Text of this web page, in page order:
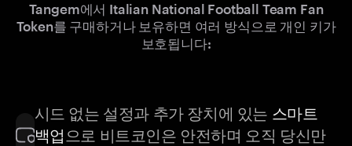
Tangem에서 Italian National Football Team Fan
Token를 구매하거나 보유하면 여러 방식으로 개인 키가
보호됩니다:
시드 없는 설정과 추가 장치에 있는 스마트
백업 으로 비트코인은 안전하며 오직 당신만